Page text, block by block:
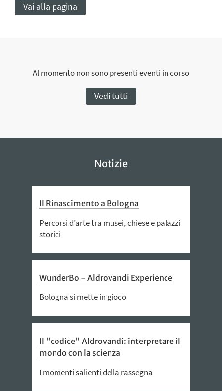
Vai alla pagina
Al momento non sono presenti eventi in corso
Vedi tutti
Notizie
Il Rinascimento a Bologna
Percorsi d’arte tra musei, chiese e palazzi
storici
WunderBo - Aldrovandi Experience
Bologna si mette in gioco
Il "codice" Aldrovandi: interpretare il
mondo con la scienza
I momenti salienti della rassegna